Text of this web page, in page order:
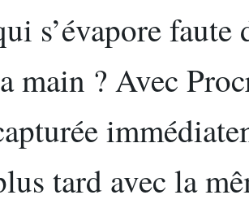
s’évapore
main ? Avec
tard avec la